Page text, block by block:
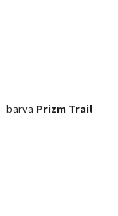
- barva Prizm Trail